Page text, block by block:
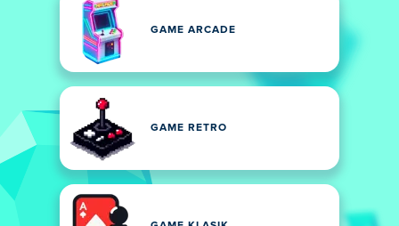
GAME ARCADE
GAME RETRO